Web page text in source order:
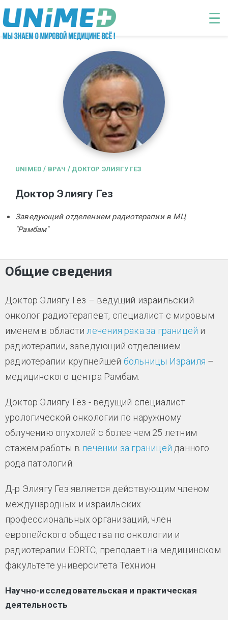
Перейти к основному содержанию
☰
UNIMED / ВРАЧ / ДОКТОР ЭЛИЯГУ ГЕЗ
Доктор Элиягу Гез
Заведующий отделением радиотерапии в МЦ
"Рамбам"
Общие сведения
Доктор Элиягу Гез – ведущий израильский
онколог радиотерапевт, специалист с мировым
именем в области лечения рака за границей и
радиотерапии, заведующий отделением
радиотерапии крупнейшей больницы Израиля –
медицинского центра Рамбам.
Доктор Элиягу Гез - ведущий специалист
урологической онкологии по наружному
облучению опухолей с более чем 25 летним
стажем работы в лечении за границей данного
рода патологий.
Д-р Элиягу Гез является действующим членом
международных и израильских
профессиональных организаций, член
европейского общества по онкологии и
радиотерапии EORTC, преподает на медицинском
факультете университета Технион.
Научно-исследовательская и практическая
деятельность